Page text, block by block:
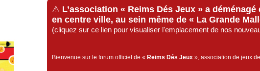
⚠ L’association « Reims Dés Jeux » a
en centre ville, au sein même de « La Grande
(cliquez sur ce lien pour visualiser l'emplacement de nos
Bienvenue sur le forum officiel de « Reims Dés Jeux », association de jeux